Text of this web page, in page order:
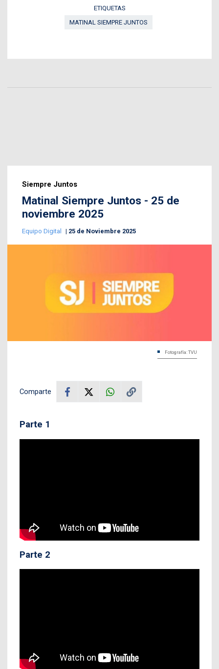
ETIQUETAS
MATINAL SIEMPRE JUNTOS
Siempre Juntos
Matinal Siempre Juntos - 25 de
noviembre 2025
Equipo Digital 25 de Noviembre 2025
Fotografía: TVU
Comparte
Parte 1
Parte 2